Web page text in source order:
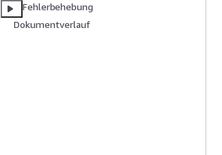
Fehlerbehebung
Dokumentverlauf